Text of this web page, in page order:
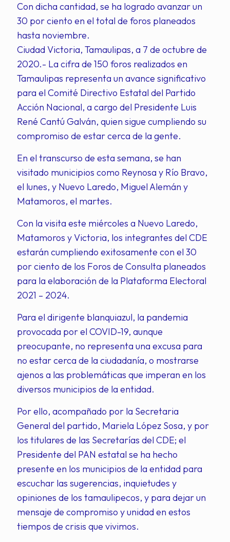
Con dicha cantidad, se ha logrado avanzar un
30 por ciento en el total de foros planeados
hasta noviembre.
Ciudad Victoria, Tamaulipas, a 7 de octubre de
2020.- La cifra de 150 foros realizados en
Tamaulipas representa un avance significativo
para el Comité Directivo Estatal del Partido
Acción Nacional, a cargo del Presidente Luis
René Cantú Galván, quien sigue cumpliendo su
compromiso de estar cerca de la gente.
En el transcurso de esta semana, se han
visitado municipios como Reynosa y Río Bravo,
el lunes, y Nuevo Laredo, Miguel Alemán y
Matamoros, el martes.
Con la visita este miércoles a Nuevo Laredo,
Matamoros y Victoria, los integrantes del CDE
estarán cumpliendo exitosamente con el 30
por ciento de los Foros de Consulta planeados
para la elaboración de la Plataforma Electoral
2021 – 2024.
Para el dirigente blanquiazul, la pandemia
provocada por el COVID-19, aunque
preocupante, no representa una excusa para
no estar cerca de la ciudadanía, o mostrarse
ajenos a las problemáticas que imperan en los
diversos municipios de la entidad.
Por ello, acompañado por la Secretaria
General del partido, Mariela López Sosa, y por
los titulares de las Secretarías del CDE; el
Presidente del PAN estatal se ha hecho
presente en los municipios de la entidad para
escuchar las sugerencias, inquietudes y
opiniones de los tamaulipecos, y para dejar un
mensaje de compromiso y unidad en estos
tiempos de crisis que vivimos.